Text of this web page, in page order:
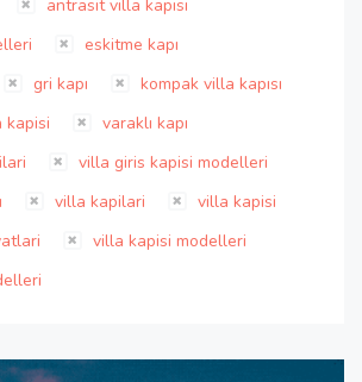
antrasit villa kapısı
eskitme kapı
gri kapı
kompak villa kapısı
kapisi
varaklı kapı
villa giris kapisi modelleri
villa kapilari
villa kapisi
villa kapisi modelleri